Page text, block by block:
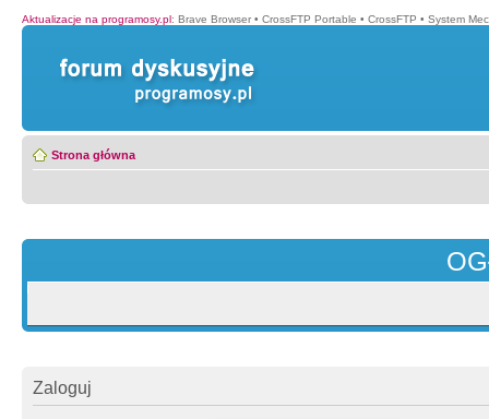
Aktualizacje na programosy.pl: Brave Browser • CrossFTP Portable • CrossFTP • System
Strona główna
Zaloguj